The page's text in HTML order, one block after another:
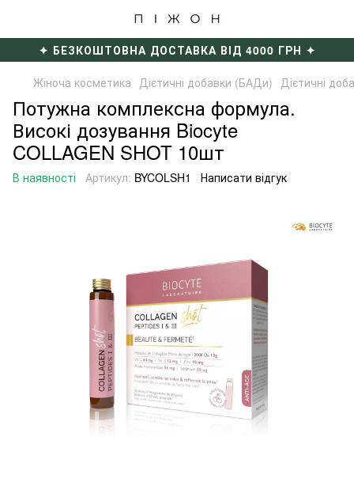
✦ БЕЗКОШТОВНА ДОСТАВКА ВІД 4000 ГРН ✦
Жіноча косметика Дієтичні добавки (БАДи) Дієтичні
Потужна комплексна формула.
Високі дозування Biocyte
COLLAGEN SHOT 10шт
В наявності Артикул: BYCOLSH1 Написати відгук